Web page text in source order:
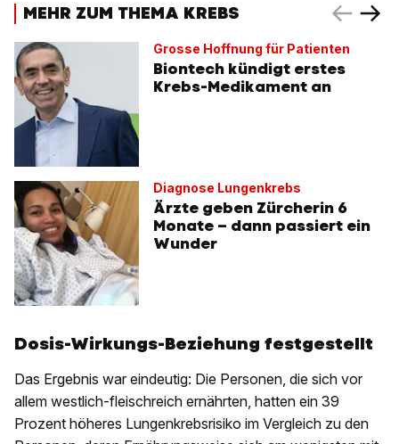
MEHR ZUM THEMA KREBS
Grosse Hoffnung für Patienten
Biontech kündigt erstes
Krebs-Medikament an
Diagnose Lungenkrebs
Ärzte geben Zürcherin 6
Monate – dann passiert ein
Wunder
Dosis-Wirkungs-Beziehung festgestellt
Das Ergebnis war eindeutig: Die Personen, die sich vor
allem westlich-fleischreich ernährten, hatten ein 39
Prozent höheres Lungenkrebsrisiko im Vergleich zu den